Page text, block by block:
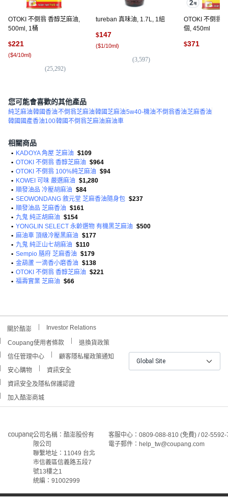
OTOKI 不倒翁 香醇芝麻油,
500ml, 1桶
$221
($4/10ml)
(25,292)
tureban 真味油, 1.7L, 1組
$147
($1/10ml)
(3,597)
OTOKI 不倒翁
個, 450ml
$371
您可能會喜歡的其他產品
純芝麻油韓國香油不倒翁芝麻油韓國芝麻油5w40-機油不倒翁香油 芝麻香油
韓國國產香油100韓國不倒翁芝麻油麻油車
相關商品
• KADOYA 角屋 芝麻油 $109
• OTOKI 不倒翁 香醇芝麻油 $964
• OTOKI 不倒翁 100%純芝麻油 $94
• KOWEI 可味 嚴選麻油 $1,280
• 順發油品 冷壓胡麻油 $84
• SEOWONDANG 敘元堂 芝麻香油隨身包 $237
• 順發油品 芝麻香油 $161
• 九鬼 純正胡麻油 $154
• YONGLIN SELECT 永齡選物 有機黑芝麻油 $500
• 麻油車 頂級冷壓黑麻油 $177
• 九鬼 純正山七胡麻油 $110
• Sempio 膳府 芝麻香油 $179
• 金葫蘆 一滴香小磨香油 $138
• OTOKI 不倒翁 香醇芝麻油 $221
• 福壽實業 芝麻油 $66
關於酷澎 Investor Relations
Coupang使用者條款
退換貨政策
信任管理中心
顧客隱私權政策通知
安心購物
資訊安全
資訊安全及隱私保護認證
加入酷澎商城
Global Site
公司名稱：酷澎股份有
限公司
聯繫地址：11049 台北
市信義區信義路五段7
號13樓之1
統編：91002999
客服中心：0809-088-810 (免費) / 02-
電子郵件：help_tw@coupang.com